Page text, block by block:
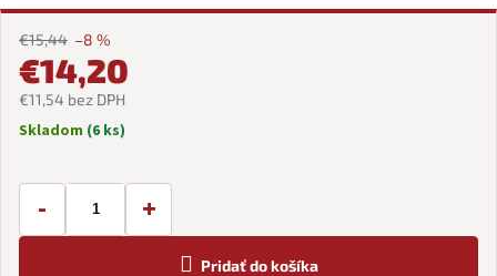
€15,44 –8 %
€14,20
€11,54 bez DPH
Jednotková
Skladom (6 ks)
- +
Pridať do košíka